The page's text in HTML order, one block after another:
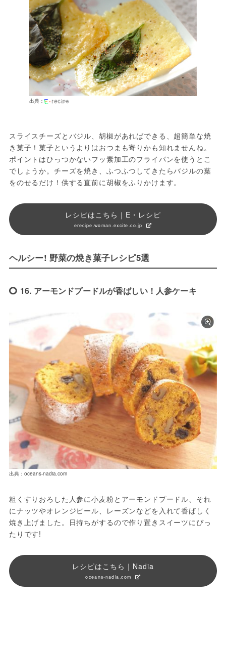
出典：
スライスチーズとバジル、胡椒があればできる、超簡単な焼
き菓子！菓子というよりはおつまも寄りかも知れませんね。
ポイントはひっつかないフッ素加工のフライパンを使うとこ
でしょうか。チーズを焼き、ふつふつしてきたらバジルの葉
をのせるだけ！供する直前に胡椒をふりかけます。
レシピはこちら｜E・レシピ
erecipe.woman.excite.co.jp
ヘルシー! 野菜の焼き菓子レシピ5選
16. アーモンドプードルが香ばしい！人参ケーキ
出典：oceans-nadia.com
粗くすりおろした人参に小麦粉とアーモンドプードル、それ
にナッツやオレンジピール、レーズンなどを入れて香ばしく
焼き上げました。日持ちがするので作り置きスイーツにぴっ
たりです!
レシピはこちら｜Nadia
oceans-nadia.com